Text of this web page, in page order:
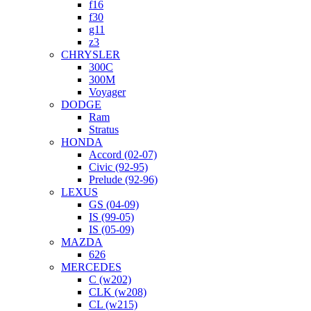
f16
f30
g11
z3
CHRYSLER
300C
300M
Voyager
DODGE
Ram
Stratus
HONDA
Accord (02-07)
Civic (92-95)
Prelude (92-96)
LEXUS
GS (04-09)
IS (99-05)
IS (05-09)
MAZDA
626
MERCEDES
C (w202)
CLK (w208)
CL (w215)